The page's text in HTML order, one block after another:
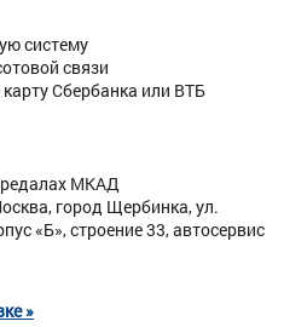
систему
связи
Сбербанка или ВТБ
МКАД
город Щербинка, ул.
«Б», строение 33, автосервис
»